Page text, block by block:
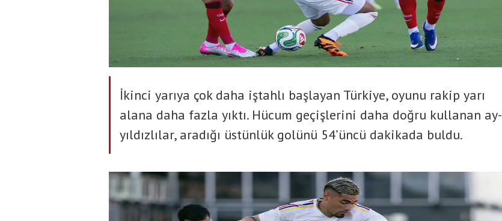
İkinci yarıya çok daha iştahlı başlayan Türkiye, oyunu rakip yarı
alana daha fazla yıktı. Hücum geçişlerini daha doğru kullanan ay-
yıldızlılar, aradığı üstünlük golünü 54’üncü dakikada buldu.